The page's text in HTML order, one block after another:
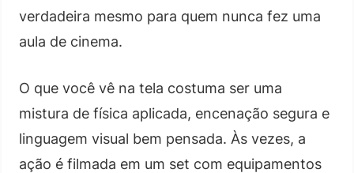
verdadeira mesmo para quem nunca fez uma
aula de cinema.
O que você vê na tela costuma ser uma
mistura de física aplicada, encenação segura e
linguagem visual bem pensada. Às vezes, a
ação é filmada em um set com equipamentos